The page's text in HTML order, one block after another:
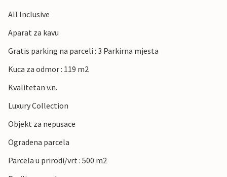
Istre, gdje možete krenuti na izlet brodom. Ovo je
odredište idealno za upoznavanje drugih atraktivnih
All Inclusive
Aparat za kavu
Gratis parking na parceli : 3 Parkirna mjesta
Kuca za odmor : 119 m2
Kvalitetan v.n.
Luxury Collection
Objekt za nepusace
Ogradena parcela
Parcela u prirodi/vrt : 500 m2